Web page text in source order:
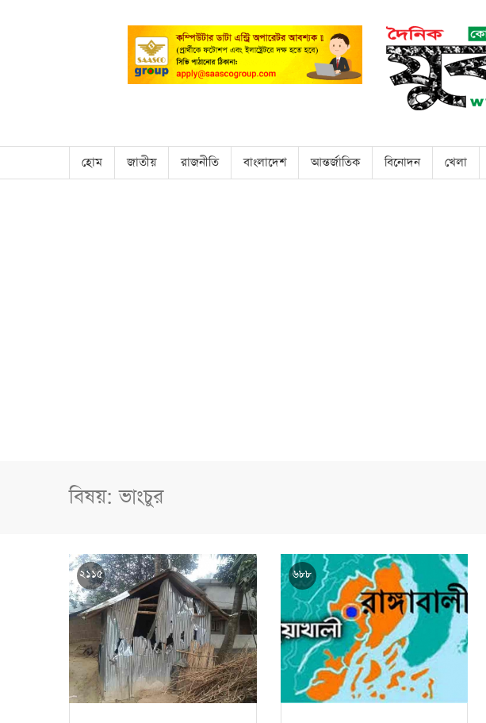
হোম জাতীয় রাজনীতি বাংলাদেশ আন্তর্জাতিক বিনোদন খেলা
বিষয়: ভাংচুর
২১১৫ ৬৮৮